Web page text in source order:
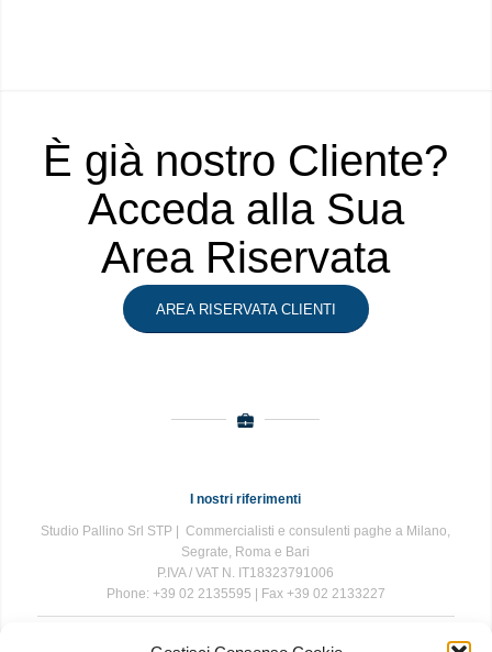
È già nostro Cliente?
Acceda alla Sua
Area Riservata
AREA RISERVATA CLIENTI
I nostri riferimenti
Studio Pallino Srl STP | Commercialisti e consulenti paghe a Milano,
Segrate, Roma e Bari
P.IVA / VAT N. IT18323791006
Phone: +39 02 2135595 | Fax +39 02 2133227